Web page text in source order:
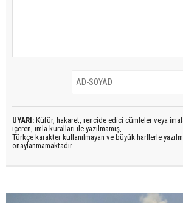
UYARI: Küfür, hakaret, rencide edici cümleler veya
içeren, imla kuralları ile yazılmamış,
Türkçe karakter kullanılmayan ve büyük harflerle
onaylanmamaktadır.